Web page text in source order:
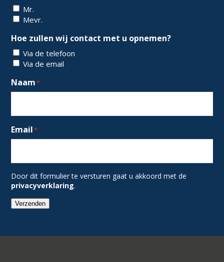
Mr.
Mevr.
Hoe zullen wij contact met u opnemen?
Via de telefoon
Via de email
Naam*
Email*
Door dit formulier te versturen gaat u akkoord met de
privacyverklaring.
Verzenden